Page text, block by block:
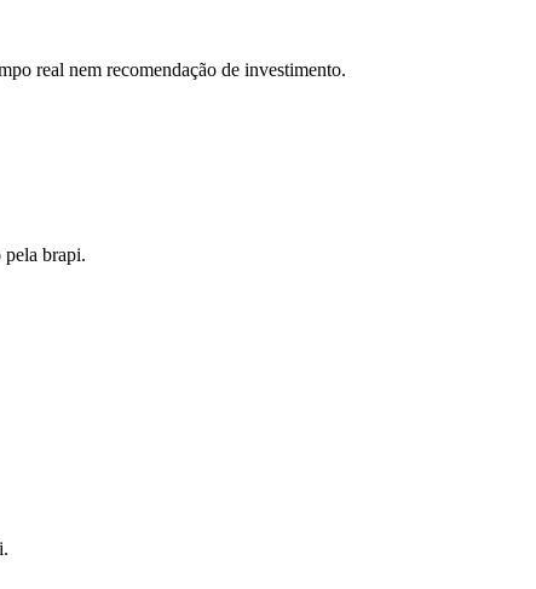
real nem recomendação de investimento.
brapi.